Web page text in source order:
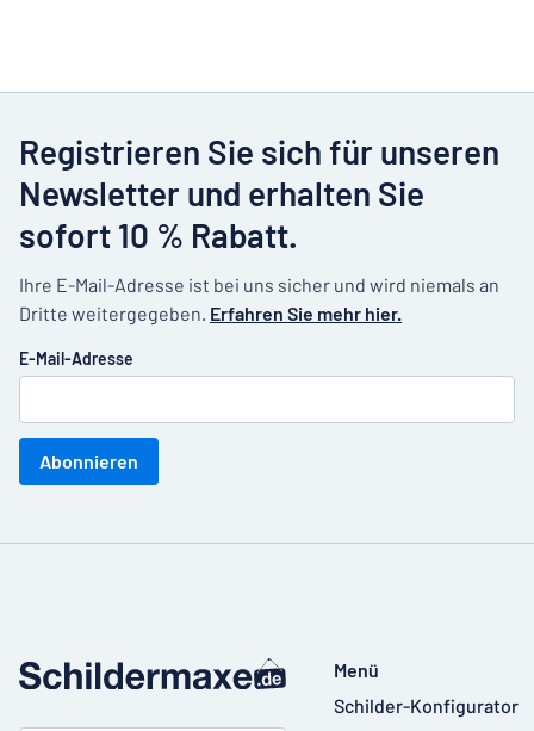
Registrieren Sie sich für unseren
Newsletter und erhalten Sie
sofort 10 % Rabatt.
Ihre E-Mail-Adresse ist bei uns sicher und wird niemals an
Dritte weitergegeben. Erfahren Sie mehr hier.
E-Mail-Adresse
Abonnieren
Menü
Schilder-Konfigurator